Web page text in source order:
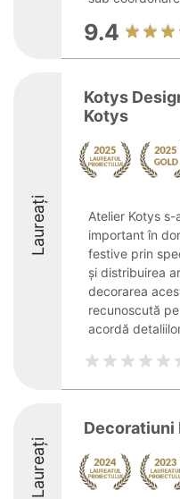
9.4
Laureați
Kotys
Kotys
Atelier Kotys
important în
festive prin
și distribuirea
decorarea
recunoscută
acordă
Laureați
Decoratiuni